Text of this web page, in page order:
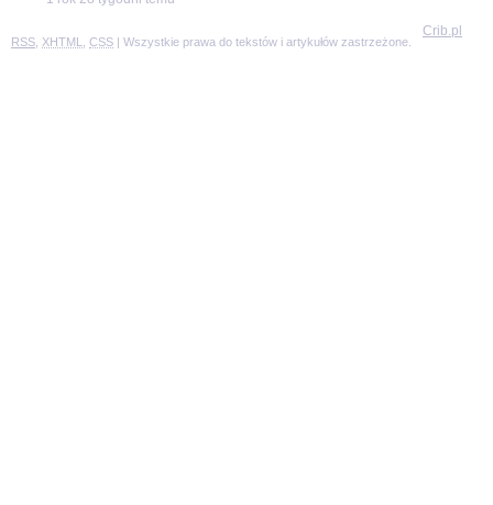
RSS XHTML CSS | Wszystkie prawa do tekstów i artykułów zastrzeżone.
Crib.pl